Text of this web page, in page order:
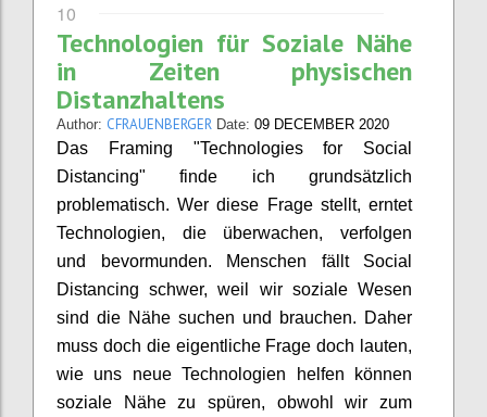
10
Technologien für Soziale Nähe
in Zeiten physischen
Distanzhaltens
Author: CFRAUENBERGER Date: 09 DECEMBER 2020
Das Framing "Technologies for Social
Distancing" finde ich grundsätzlich
problematisch. Wer diese Frage stellt, erntet
Technologien, die überwachen, verfolgen
und bevormunden. Menschen fällt Social
Distancing schwer, weil wir soziale Wesen
sind die Nähe suchen und brauchen. Daher
muss doch die eigentliche Frage doch lauten,
wie uns neue Technologien helfen können
soziale Nähe zu spüren, obwohl wir zum